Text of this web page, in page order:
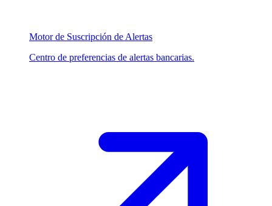
Motor de Suscripción de Alertas
Centro de preferencias de alertas bancarias.